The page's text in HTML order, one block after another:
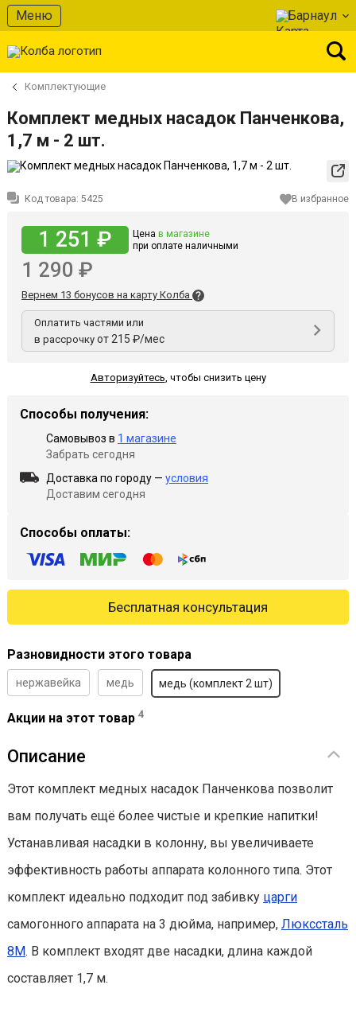
Меню Барнаул
Комплектующие
Комплект медных насадок Панченкова,
1,7 м - 2 шт.
Код товара: 5425 В избранное
1 251 ₽ Цена в магазине
при оплате наличными
1 290 ₽
Вернем 13 бонусов на карту Колба
Оплатить частями или
в рассрочку от 215 ₽/мес
Авторизуйтесь, чтобы снизить цену
Способы получения:
Самовывоз в 1 магазине
Забрать сегодня
Доставка по городу — условия
Доставим сегодня
Способы оплаты:
Бесплатная консультация
Разновидности этого товара
нержавейка медь медь (комплект 2 шт)
Акции на этот товар 4
Описание
Этот комплект медных насадок Панченкова позволит
вам получать ещё более чистые и крепкие напитки!
Устанавливая насадки в колонну, вы увеличиваете
эффективность работы аппарата колонного типа. Этот
комплект идеально подходит под забивку царги
самогонного аппарата на 3 дюйма, например, Люкссталь
8М. В комплект входят две насадки, длина каждой
составляет 1,7 м.